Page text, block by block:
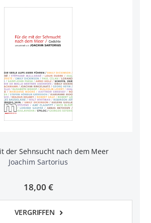
der Sehnsucht nach dem Meer
Joachim Sartorius
18,00 €
VERGRIFFEN